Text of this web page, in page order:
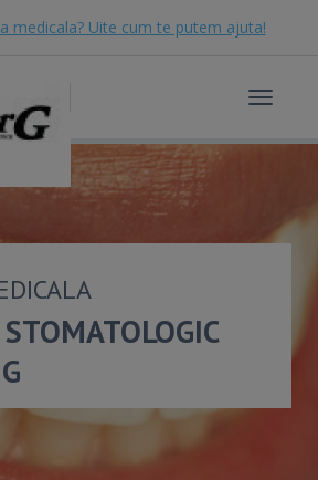
medicala? Uite cum te putem ajuta!
Toggle